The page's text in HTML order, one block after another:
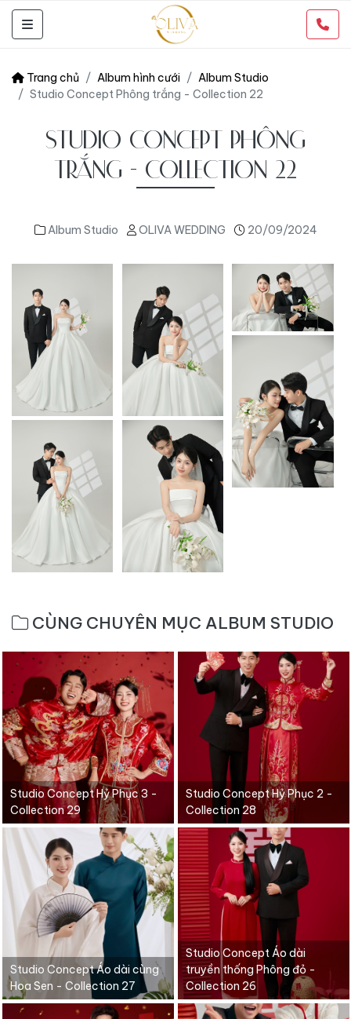
Trang chủ Album hình cưới
Album Studio
Studio Concept Phông trắng - Collection 22
STUDIO CONCEPT PHÔNG
TRẮNG - COLLECTION 22
Album Studio OLIVA WEDDING 20/09/2024
CÙNG CHUYÊN MỤC ALBUM STUDIO
Studio Concept Hỷ Phục 3 -
Collection 29
Studio Concept Hỷ Phục 2 -
Collection 28
Studio Concept Áo dài cùng
Hoa Sen - Collection 27
Studio Concept Áo dài
truyền thống Phông đỏ -
Collection 26